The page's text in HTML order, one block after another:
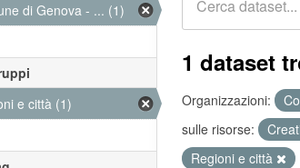
1 dataset
Organizzazioni:
sulle risorse:
Regioni e città
di Genova - ... (1)
e città (1)